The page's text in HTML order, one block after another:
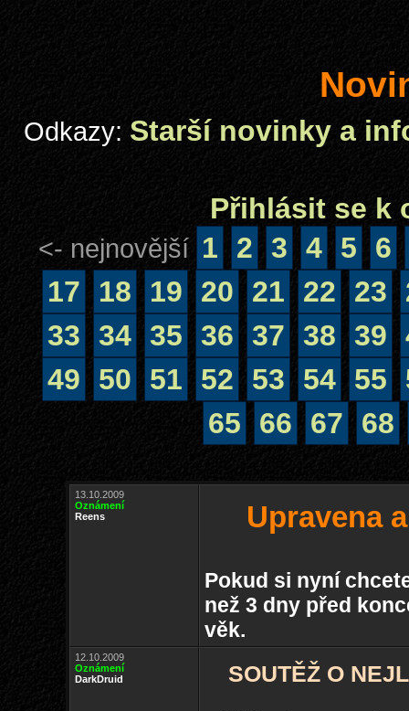
Odkazy: Starší novinky a
Přihlásit se k
<- nejnovější 1 2 3 4 5
6
17
18 19 20 21 22 23
33 34 35 36 37 38 39
49
50 51 52 53 54 55
65
66 67 68
13.10.2009
Oznámení
Reens
Upravena
Pokud si nyní
než 3 dny před
věk.
12.10.2009
Oznámení
DarkDruid
SOUTĚŽ O